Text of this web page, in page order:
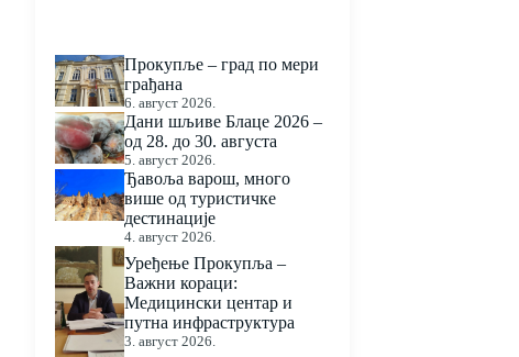
Прокупље – град по мери
грађана
6. август 2026.
Дани шљиве Блаце 2026 –
од 28. до 30. августа
5. август 2026.
Ђавоља варош, много
више од туристичке
дестинације
4. август 2026.
Уређење Прокупља –
Важни кораци:
Медицински центар и
путна инфраструктура
3. август 2026.